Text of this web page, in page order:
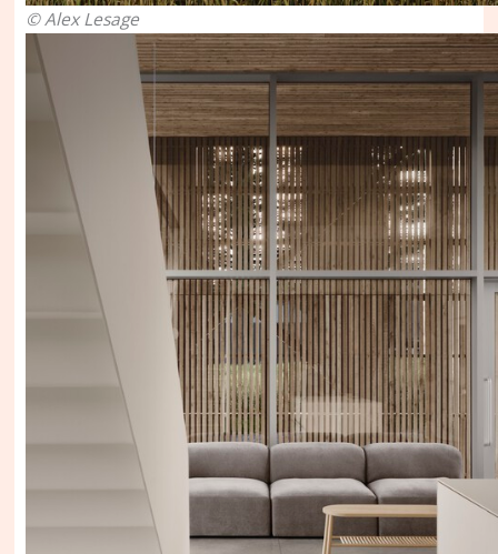
© Alex Lesage